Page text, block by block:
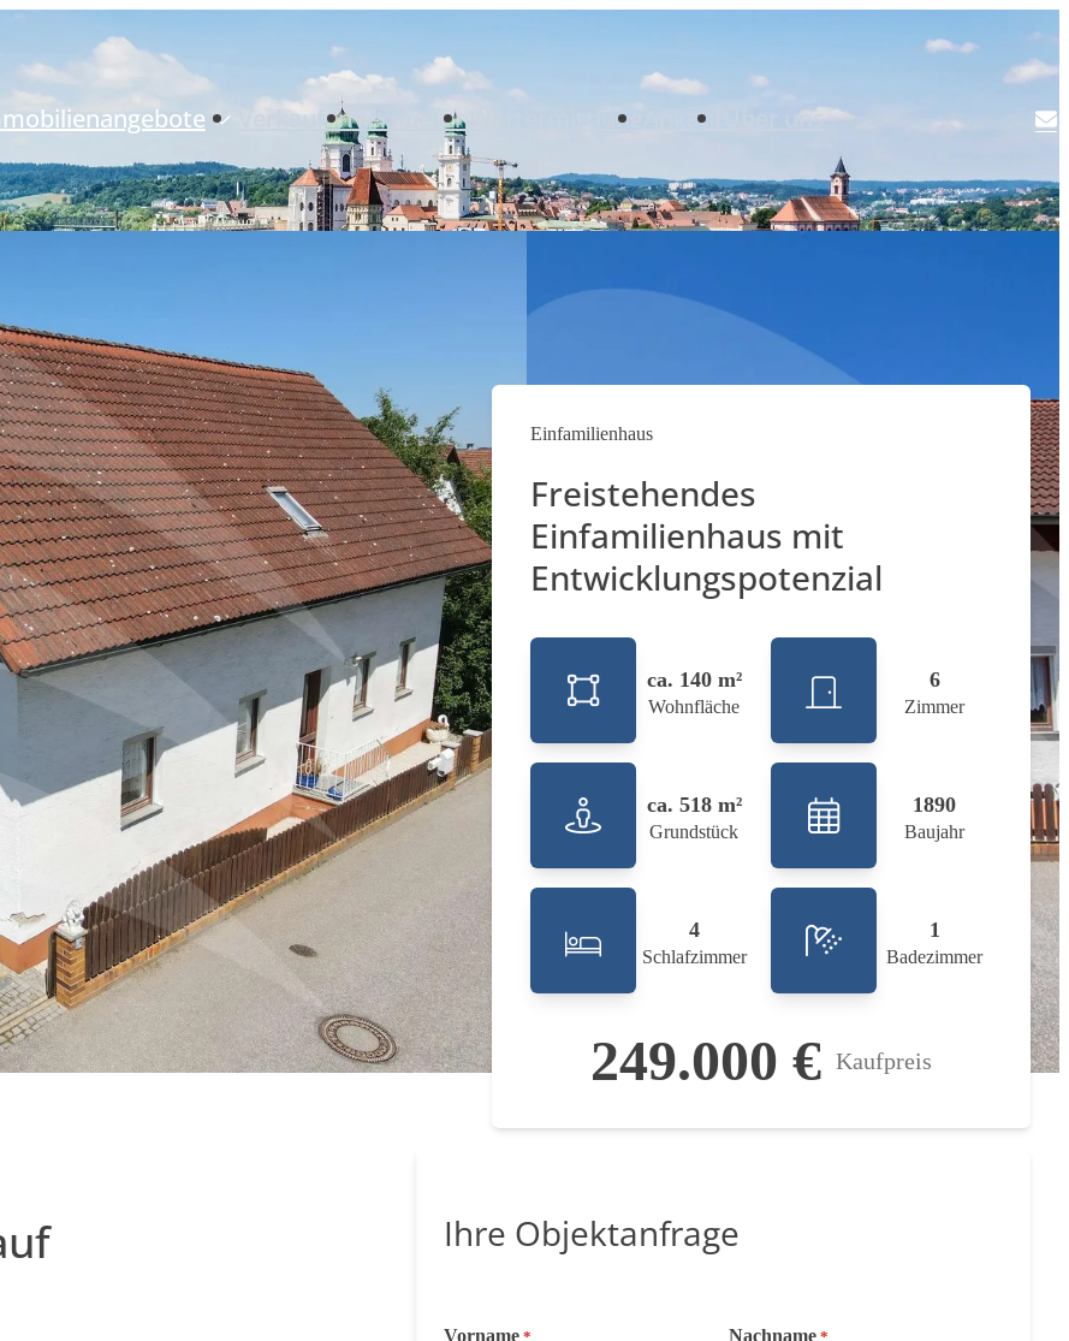
Neubauprojekte
Immobilienangebote
Referenzimmobilien
VerkaufenVermieten Wertermittlung Ankauf Über uns
Einfamilienhaus
Freistehendes
Einfamilienhaus mit
Entwicklungspotenzial
ca. 140 m²
Wohnfläche
6
Zimmer
ca. 518 m²
Grundstück
1890
Baujahr
4
Schlafzimmer
1
Badezimmer
249.000 € Kaufpreis
Ihre Objektanfrage
Vorname * Nachname *